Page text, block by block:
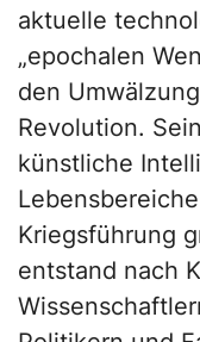
aktuelle
„epochalen
den
Revolution.
künstliche
Kriegsführung
entstand nach